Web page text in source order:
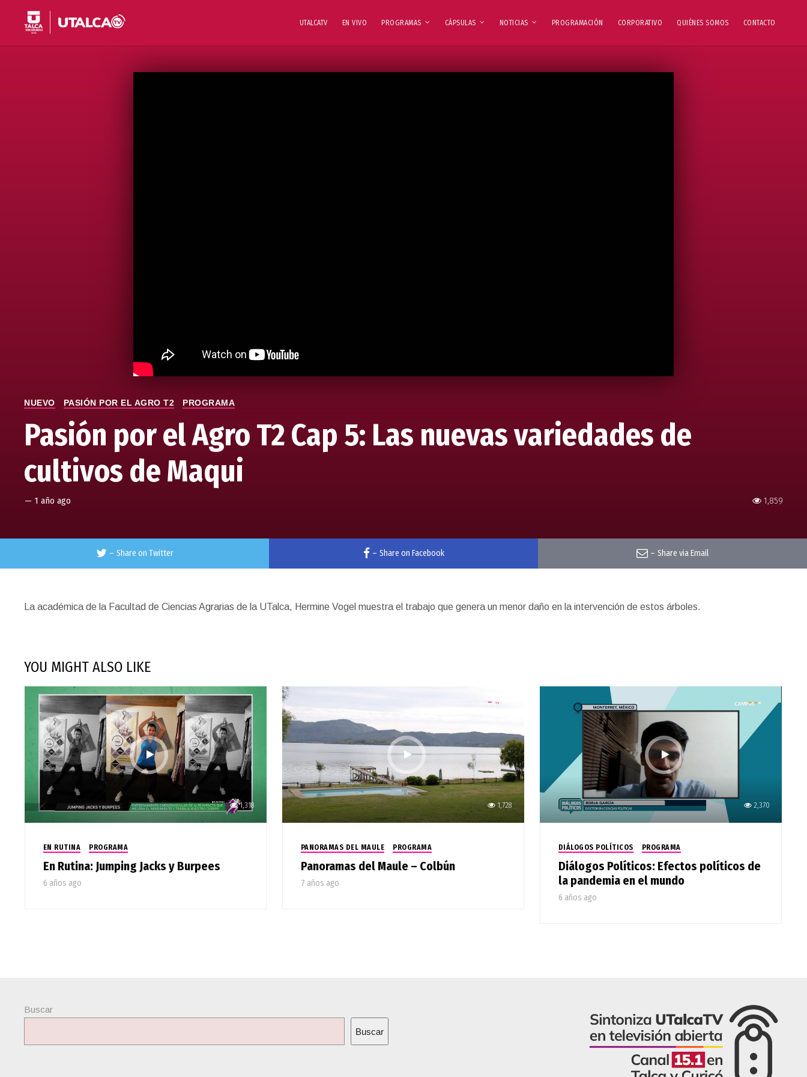
UTALCATV EN VIVO PROGRAMAS CÁPSULAS NOTICIAS PROGRAMACIÓN CORPORATIVO QUIÉNES SOMOS CONTACTO
1,859
NUEVO PASIÓN POR EL AGRO T2 PROGRAMA
Pasión por el Agro T2 Cap 5: Las nuevas variedades de
cultivos de Maqui
— 1 año ago
– Share on Twitter – Share on Facebook – Share via Email
La académica de la Facultad de Ciencias Agrarias de la UTalca, Hermine Vogel muestra el trabajo que genera un menor daño en la intervención de estos árboles.
YOU MIGHT ALSO LIKE
1,318
EN RUTINA PROGRAMA
En Rutina: Jumping Jacks y Burpees
6 años ago
1,728
PANORAMAS DEL MAULE PROGRAMA
Panoramas del Maule – Colbún
7 años ago
2,370
DIÁLOGOS POLÍTICOS PROGRAMA
Diálogos Políticos: Efectos políticos de
la pandemia en el mundo
6 años ago
Buscar
Buscar